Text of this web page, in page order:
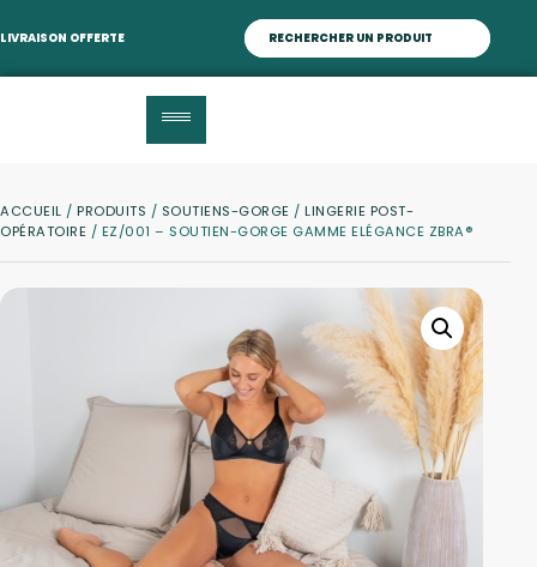
LIVRAISON OFFERTE
ACCUEIL / PRODUITS / SOUTIENS-GORGE / LINGERIE POST-
OPÉRATOIRE / EZ/001 – SOUTIEN-GORGE GAMME ELÉGANCE ZBRA®